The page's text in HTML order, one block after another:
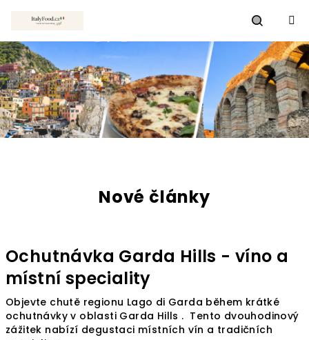
Hledat
n
a
I
t
Nové články
Ochutnávka Garda Hills - víno a
místní speciality
Objevte chutě regionu Lago di Garda během krátké
ochutnávky v oblasti Garda Hills . Tento dvouhodinový
zážitek nabízí degustaci místních vín a tradičních